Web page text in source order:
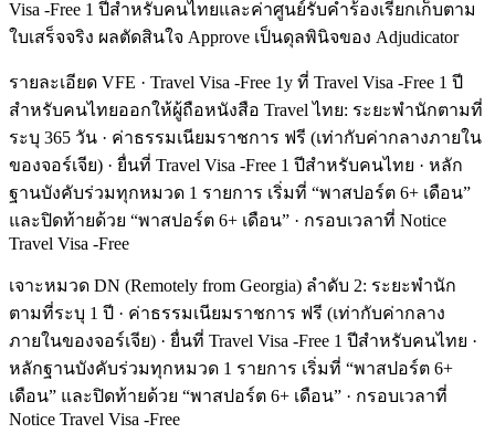
Visa -Free 1 ปีสำหรับคนไทยและค่าศูนย์รับคำร้องเรียกเก็บตาม
ใบเสร็จจริง ผลตัดสินใจ Approve เป็นดุลพินิจของ Adjudicator
รายละเอียด VFE · Travel Visa -Free 1y ที่ Travel Visa -Free 1 ปี
สำหรับคนไทยออกให้ผู้ถือหนังสือ Travel ไทย: ระยะพำนักตามที่
ระบุ 365 วัน · ค่าธรรมเนียมราชการ ฟรี (เท่ากับค่ากลางภายใน
ของจอร์เจีย) · ยื่นที่ Travel Visa -Free 1 ปีสำหรับคนไทย · หลัก
ฐานบังคับร่วมทุกหมวด 1 รายการ เริ่มที่ “พาสปอร์ต 6+ เดือน”
และปิดท้ายด้วย “พาสปอร์ต 6+ เดือน” · กรอบเวลาที่ Notice
Travel Visa -Free
เจาะหมวด DN (Remotely from Georgia) ลำดับ 2: ระยะพำนัก
ตามที่ระบุ 1 ปี · ค่าธรรมเนียมราชการ ฟรี (เท่ากับค่ากลาง
ภายในของจอร์เจีย) · ยื่นที่ Travel Visa -Free 1 ปีสำหรับคนไทย ·
หลักฐานบังคับร่วมทุกหมวด 1 รายการ เริ่มที่ “พาสปอร์ต 6+
เดือน” และปิดท้ายด้วย “พาสปอร์ต 6+ เดือน” · กรอบเวลาที่
Notice Travel Visa -Free